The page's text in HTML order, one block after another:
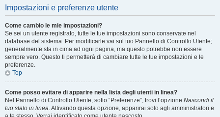
Impostazioni e preferenze utente
Come cambio le mie impostazioni?
Se sei un utente registrato, tutte le tue impostazioni sono conservate nel
database del sistema. Per modificarle vai sul tuo Pannello di Controllo Utente;
generalmente sta in cima ad ogni pagina, ma questo potrebbe non essere
sempre vero. Questo ti permetterà di cambiare tutte le tue impostazioni e le
preferenze.
Top
Come posso evitare di apparire nella lista degli utenti in linea?
Nel Pannello di Controllo Utente, sotto “Preferenze”, trovi l’opzione Nascondi il
tuo stato in linea. Attivando questa opzione, apparirai solo agli amministratori e